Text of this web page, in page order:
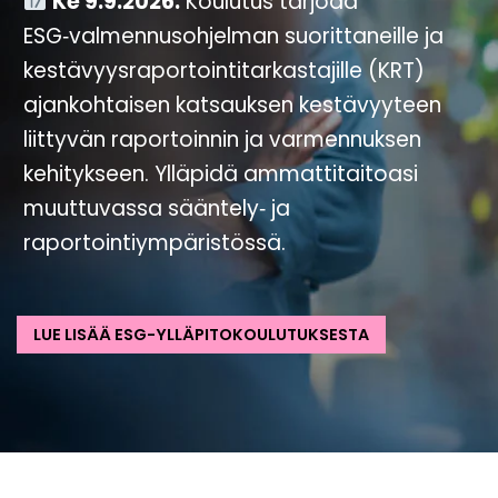
ESG‑valmennusohjelman suorittaneille ja
kestävyysraportointitarkastajille (KRT)
ajankohtaisen katsauksen kestävyyteen
liittyvän raportoinnin ja varmennuksen
kehitykseen. Ylläpidä ammattitaitoasi
muuttuvassa sääntely‑ ja
raportointiympäristössä.
LUE LISÄÄ ESG-YLLÄPITOKOULUTUKSESTA